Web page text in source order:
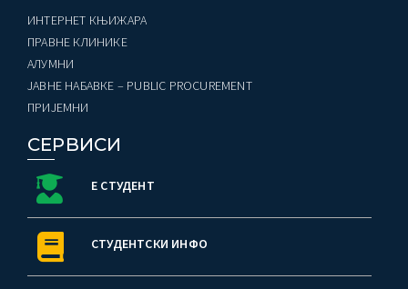
ИНТЕРНЕТ КЊИЖАРА
ПРАВНЕ КЛИНИКЕ
AЛУМНИ
ЈАВНЕ НАБАВКЕ – PUBLIC PROCUREMENT
ПРИЈЕМНИ
СЕРВИСИ
Е СТУДЕНТ
СТУДЕНТСКИ ИНФО